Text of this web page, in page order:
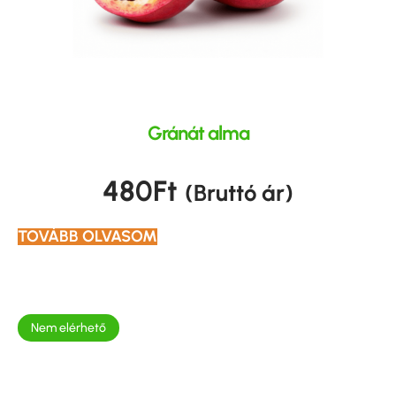
Gránát alma
480Ft (Bruttó ár)
TOVÁBB OLVASOM
Nem elérhető